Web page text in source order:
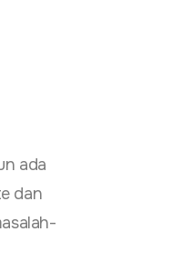
ada
dan